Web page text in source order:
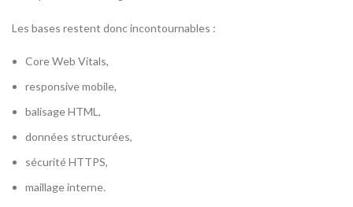
Les bases restent donc incontournables :
Core Web Vitals,
responsive mobile,
balisage HTML,
données structurées,
sécurité HTTPS,
maillage interne.